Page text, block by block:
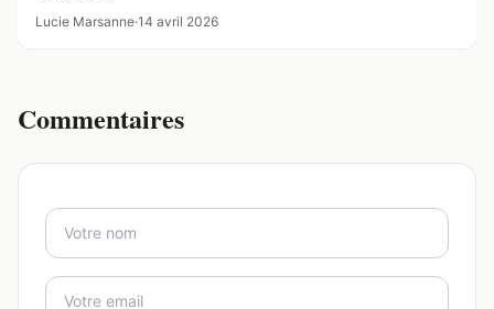
Lucie Marsanne·14 avril 2026
Commentaires